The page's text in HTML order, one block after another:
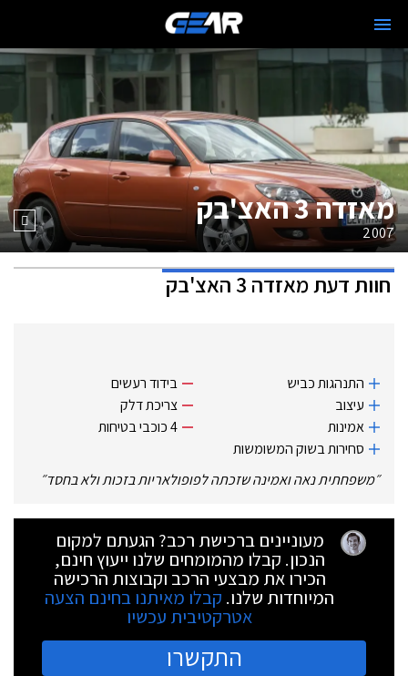
מאזדה 3 האצ'בק
2007
חוות דעתמאזדה 3 האצ'בק
התנהגות כביש
עיצוב
אמינות
סחירות בשוק המשומשות
בידוד רעשים
צריכת דלק
4 כוכבי בטיחות
״משפחתית נאה ואמינה שזכתה לפופולאריות בזכות ולא בחסד״
מעוניינים ברכישת רכב? הגעתם למקום
הנכון. קבלו מהמומחים שלנו ייעוץ חינם,
הכירו את מבצעי הרכב וקבוצות הרכישה
המיוחדות שלנו. קבלו מאיתנו בחינם הצעה
אטרקטיבית עכשיו
התקשרו